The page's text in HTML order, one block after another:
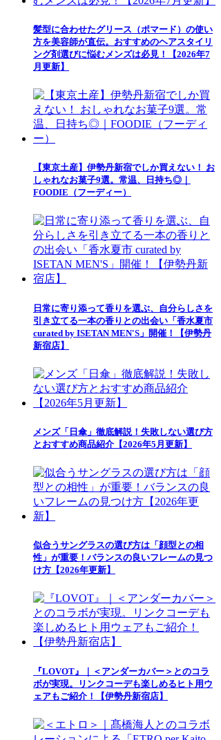
髪型に合わせたグリース（ポマード）の使い
方を美容師が直伝。おすすめのヘアスタイリ
ング剤選びに悩むメンズは必見！【2026年7
月更新】
【東京土産】伊勢丹新宿でしか買えない！ お
しゃれなお菓子9選。常温、日持ち◎｜
FOODIE（フーディー）
日常に寄り添って香りを選ぶ、自分らしさを
引き立てる一本の香りとの出会い「香水夏市
curated by ISETAN MEN'S」開催！【伊勢丹
新宿店】
メンズ「日傘」徹底解説！失敗しない選び方
とおすすめ商品紹介【2026年5月更新】
似合うサングラスの選び方は「顔型との相
性」が重要！バランスの良いフレームの見つ
け方【2026年更新】
『LOVOT』｜＜アンダーカバー＞とのコラ
ボが実現。リンクコーデも楽しめるヒト用ウ
ェアもご紹介！【伊勢丹新宿店】